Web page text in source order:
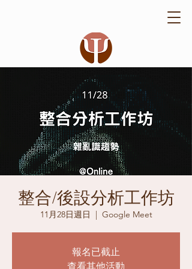
整合/後設分析工作坊
11月28日週日
  |
Google Meet
報名已截止